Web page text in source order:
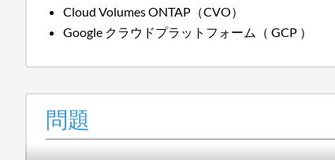
Cloud Volumes ONTAP（CVO）
Google クラウドプラットフォーム（ GCP ）
問題